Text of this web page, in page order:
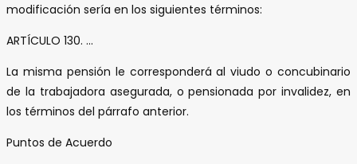
modificación sería en los siguientes términos:
ARTÍCULO 130. …
La misma pensión le corresponderá al viudo o concubinario
de la trabajadora asegurada, o pensionada por invalidez, en
los términos del párrafo anterior.
Puntos de Acuerdo